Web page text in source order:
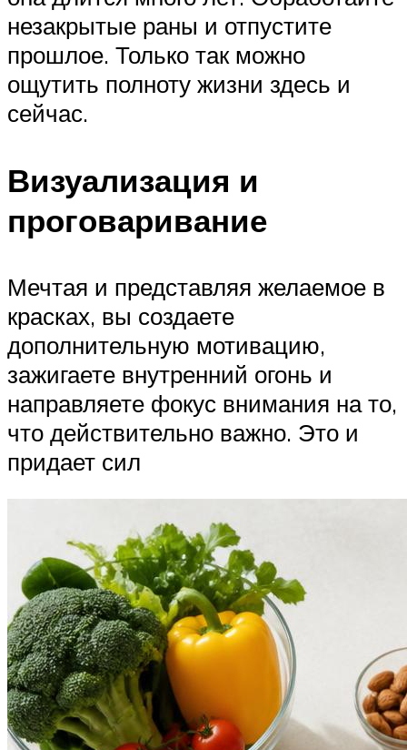
незакрытые раны и отпустите
прошлое. Только так можно
ощутить полноту жизни здесь и
сейчас.
Визуализация и
проговаривание
Мечтая и представляя желаемое в
красках, вы создаете
дополнительную мотивацию,
зажигаете внутренний огонь и
направляете фокус внимания на то,
что действительно важно. Это и
придает сил